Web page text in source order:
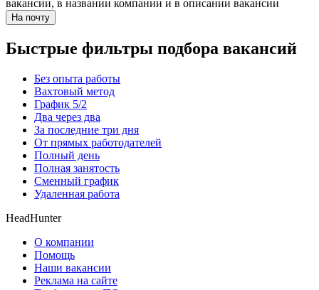
вакансии, в названии компании и в описании вакансии
На почту
Быстрые фильтры подбора вакансий
Без опыта работы
Вахтовый метод
График 5/2
Два через два
За последние три дня
От прямых работодателей
Полный день
Полная занятость
Сменный график
Удаленная работа
HeadHunter
О компании
Помощь
Наши вакансии
Реклама на сайте